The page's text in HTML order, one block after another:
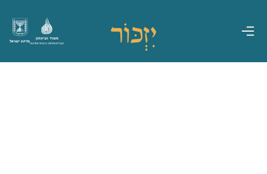
מדינת ישראל
משרד הביטחון
אגף משפחות, הנצחה ומורשת